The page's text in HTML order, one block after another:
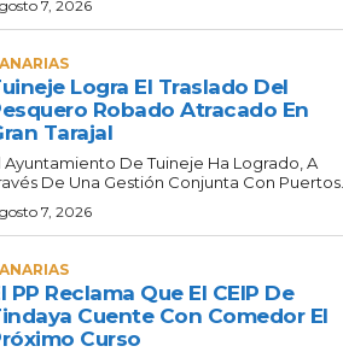
7, 2026
Logra El Traslado Del
Robado Atracado En
Tarajal
Ayuntamiento De Tuineje Ha Logrado, A
De Una Gestión Conjunta Con Puertos...
7, 2026
PP Reclama Que El CEIP De
Cuente Con Comedor El
Curso